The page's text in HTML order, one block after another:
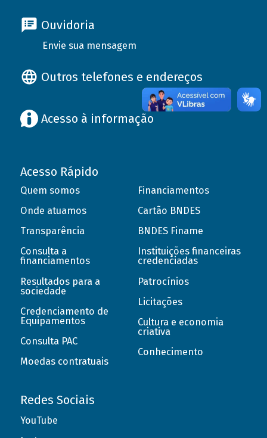
Ouvidoria
Envie sua mensagem
Outros telefones e endereços
Acesso à informação
Acesso Rápido
Quem somos
Onde atuamos
Transparência
Consulta a
financiamentos
Resultados para a
sociedade
Credenciamento de
Equipamentos
Consulta PAC
Moedas contratuais
Financiamentos
Cartão BNDES
BNDES Finame
Instituições financeiras
credenciadas
Patrocínios
Licitações
Cultura e economia
criativa
Conhecimento
Redes Sociais
YouTube